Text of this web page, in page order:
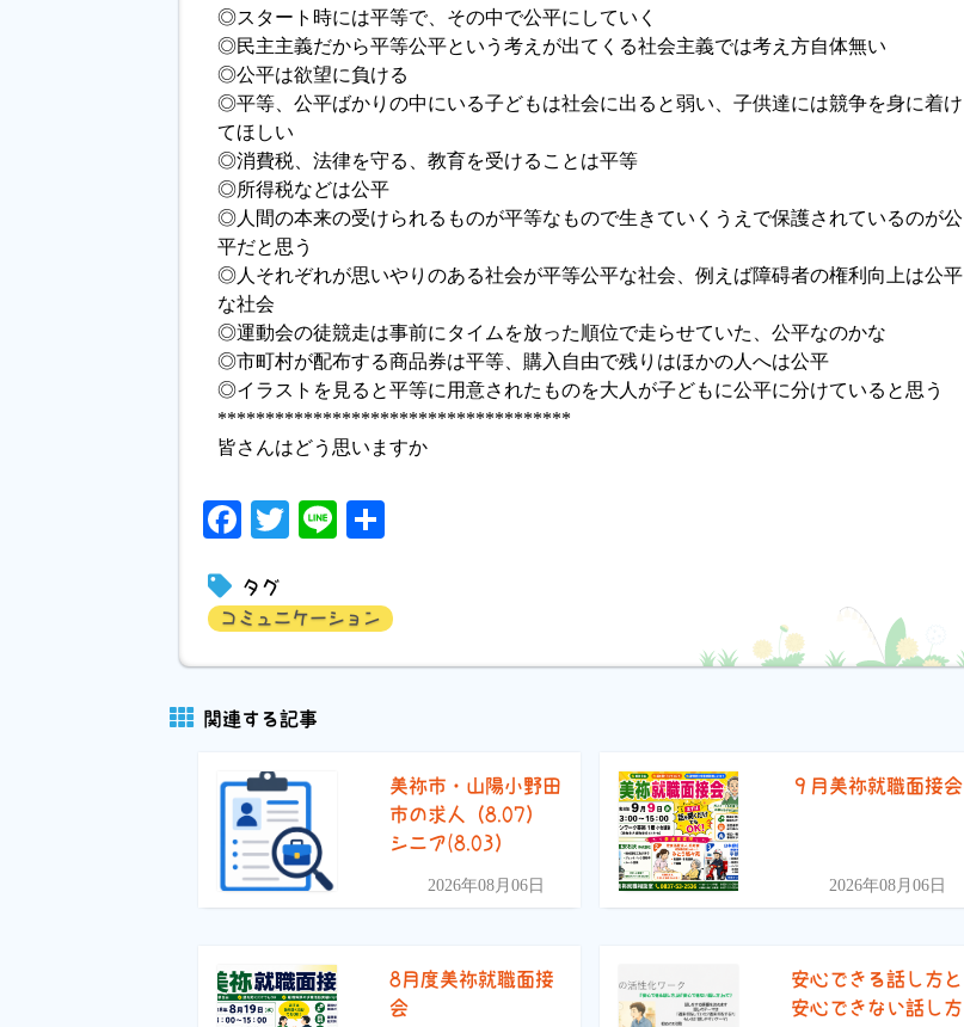
◎スタート時には平等で、その中で公平にしていく
◎民主主義だから平等公平という考えが出てくる社会主義では考え方自体無い
◎公平は欲望に負ける
◎平等、公平ばかりの中にいる子どもは社会に出ると弱い、子供達には競争を身に着け
てほしい
◎消費税、法律を守る、教育を受けることは平等
◎所得税などは公平
◎人間の本来の受けられるものが平等なもので生きていくうえで保護されているのが公
平だと思う
◎人それぞれが思いやりのある社会が平等公平な社会、例えば障碍者の権利向上は公平
な社会
◎運動会の徒競走は事前にタイムを放った順位で走らせていた、公平なのかな
◎市町村が配布する商品券は平等、購入自由で残りはほかの人へは公平
◎イラストを見ると平等に用意されたものを大人が子どもに公平に分けていると思う
*************************************
皆さんはどう思いますか
Facebook
Twitter
Line
タグ
コミュニケーション
関連する記事
美祢市・山陽小野田
市の求人（8.07）
シニア(8.03）
2026年08月06日
９月美祢就職面接会
2026年08月06日
8月度美祢就職面接
会
安心できる話し方と
安心できない話し方